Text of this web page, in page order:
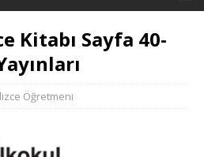
Kitabı Sayfa 40-
Öğretmeni